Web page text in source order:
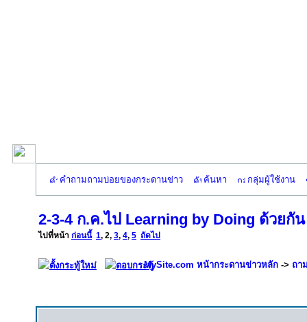
คำถามถามบ่อยของกระดานข่าว ค้นหา กลุ่มผู้ใช้งาน
2-3-4 ก.ค.ไป Learning by Doing ด้วยกัน
ไปที่หน้า ก่อนนี้ 1, 2, 3, 4, 5 ถัดไป
MySite.com หน้ากระดานข่าวหลัก -> ถา